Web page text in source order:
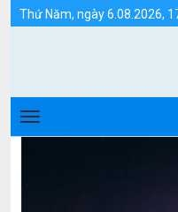
Điều kiện tự
Thứ Năm, ngày 6.08.2026,